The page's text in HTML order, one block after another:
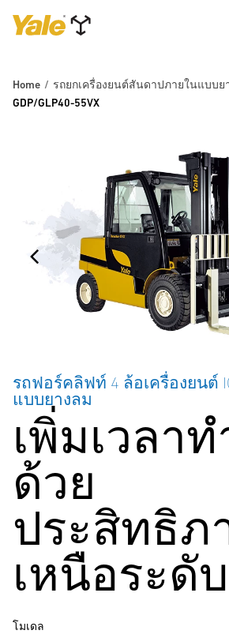
Home
รถยกเครื่องยนต์สันดาปภายในแบบย
GDP/GLP40-55VX
รถฟอร์คลิฟท์ 4 ล้อเครื่องยนต์
แบบยางลม
เพิ่มเวลา
ด้วย
ประสิทธิภ
เหนือระดับ
โมเดล